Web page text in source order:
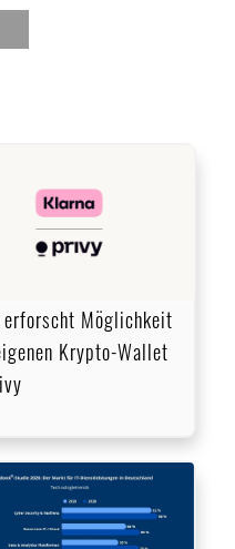
erforscht Möglichkeit
Krypto-Wallet